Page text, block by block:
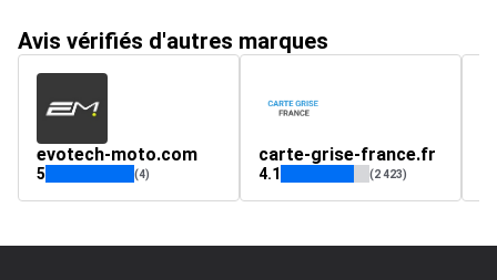
Avis vérifiés d'autres marques
evotech-moto.com
5 (4)
carte-grise-france.fr
4.1 (2 423)